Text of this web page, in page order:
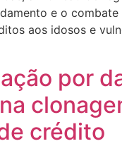
e o combate
aos idosos e
por
crédito